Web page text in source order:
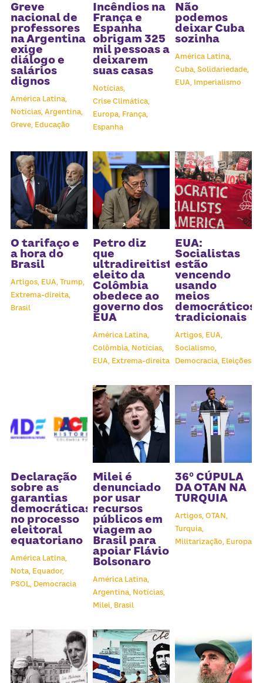
Greve
nacional de
professores
na Argentina
exige
diálogo e
salários
dignos
América Latina,
Notícias, Argentina,
Greve, Educação
Incêndios na
França e
Espanha
obrigam 325
mil pessoas a
deixarem
suas casas
Notícias,
Crise Climática,
Europa, França,
Espanha
Não
podemos
deixar Cuba
sozinha
América Latina,
Cuba, Solidariedade,
EUA, Imperialismo
O tarifaço e
a hora do
Brasil
Artigos, EUA, Trump,
Extrema-direita,
Brasil
Petro diz
que
ultradireitista
eleito da
Colômbia
obedece ao
governo dos
EUA
América Latina,
Colômbia, Notícias,
EUA, Extrema-direita
EUA:
Socialistas
estão
vencendo
usando
meios
democráticos
tradicionais
Artigos, EUA,
Socialismo,
Democracia, Eleições
Declaração
sobre as
garantias
democráticas
no processo
eleitoral
equatoriano
América Latina,
Nota, Equador,
PSOL, Democracia
Milei é
denunciado
por usar
recursos
públicos em
viagem ao
Brasil para
apoiar Flávio
Bolsonaro
América Latina,
Argentina, Notícias,
Milei, Brasil
36º CÚPULA
DA OTAN NA
TURQUIA
Artigos, OTAN,
Turquia,
Militarização, Europa